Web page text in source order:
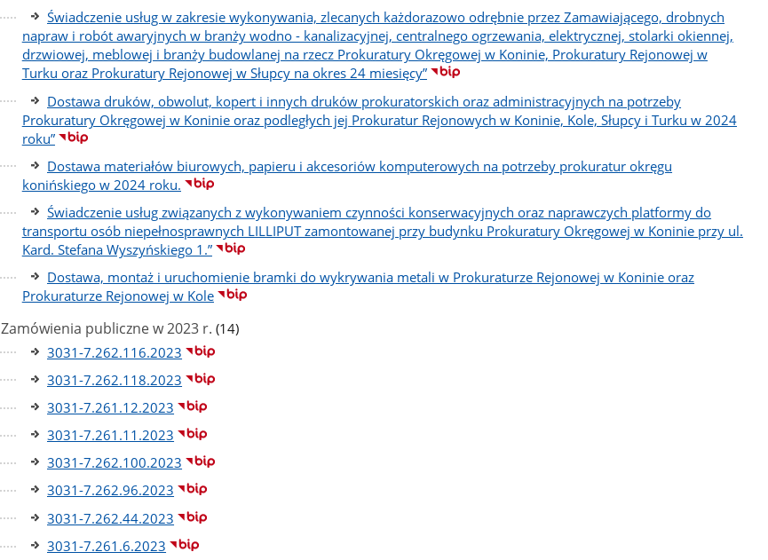
Świadczenie usług w zakresie wykonywania, zlecanych każdorazowo odrębnie przez Zamawiającego, drobnych
napraw i robót awaryjnych w branży wodno - kanalizacyjnej, centralnego ogrzewania, elektrycznej, stolarki okiennej,
drzwiowej, meblowej i branży budowlanej na rzecz Prokuratury Okręgowej w Koninie, Prokuratury Rejonowej w
Turku oraz Prokuratury Rejonowej w Słupcy na okres 24 miesięcy”
Dostawa druków, obwolut, kopert i innych druków prokuratorskich oraz administracyjnych na potrzeby
Prokuratury Okręgowej w Koninie oraz podległych jej Prokuratur Rejonowych w Koninie, Kole, Słupcy i Turku w 2024
roku”
Dostawa materiałów biurowych, papieru i akcesoriów komputerowych na potrzeby prokuratur okręgu
konińskiego w 2024 roku.
Świadczenie usług związanych z wykonywaniem czynności konserwacyjnych oraz naprawczych platformy do
transportu osób niepełnosprawnych LILLIPUT zamontowanej przy budynku Prokuratury Okręgowej w Koninie przy ul.
Kard. Stefana Wyszyńskiego 1.”
Dostawa, montaż i uruchomienie bramki do wykrywania metali w Prokuraturze Rejonowej w Koninie oraz
Prokuraturze Rejonowej w Kole
Zamówienia publiczne w 2023 r. liczba
podstron
(14)
3031-7.262.116.2023
3031-7.262.118.2023
3031-7.261.12.2023
3031-7.261.11.2023
3031-7.262.100.2023
3031-7.262.96.2023
3031-7.262.44.2023
3031-7.261.6.2023